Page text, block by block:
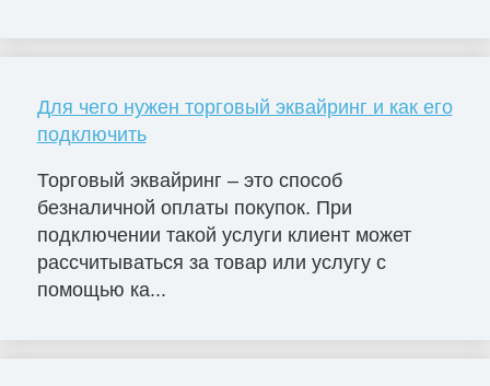
Для чего нужен торговый эквайринг и как его
подключить
Торговый эквайринг – это способ
безналичной оплаты покупок. При
подключении такой услуги клиент может
рассчитываться за товар или услугу с
помощью ка...